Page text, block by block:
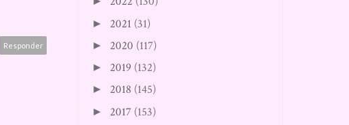
Responder
► 2021 (31)
► 2020 (117)
► 2019 (132)
► 2018 (145)
► 2017 (153)